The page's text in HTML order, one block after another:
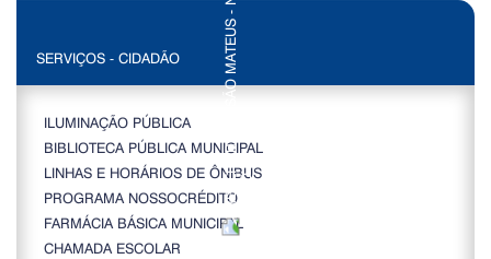
SERVIÇOS - CIDADÃO
ILUMINAÇÃO PÚBLICA
BIBLIOTECA PÚBLICA MUNICIPAL
LINHAS E HORÁRIOS DE ÔNIBUS
PROGRAMA NOSSOCRÉDITO
FARMÁCIA BÁSICA MUNICIPAL
CHAMADA ESCOLAR